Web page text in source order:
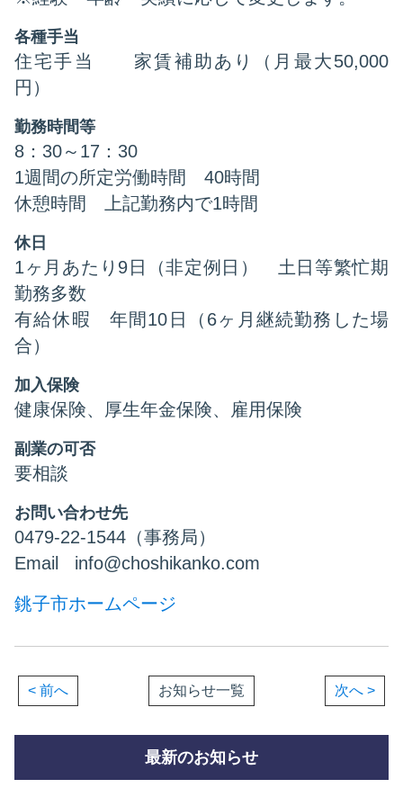
各種手当
住宅手当 家賃補助あり（月最大50,000
円）
勤務時間等
8：30～17：30
1週間の所定労働時間 40時間
休憩時間 上記勤務内で1時間
休日
1ヶ月あたり9日（非定例日） 土日等繁忙期
勤務多数
有給休暇 年間10日（6ヶ月継続勤務した場
合）
加入保険
健康保険、厚生年金保険、雇用保険
副業の可否
要相談
お問い合わせ先
0479-22-1544（事務局）
Email info@choshikanko.com
銚子市ホームページ
< 前へ お知らせ一覧 次へ >
最新のお知らせ